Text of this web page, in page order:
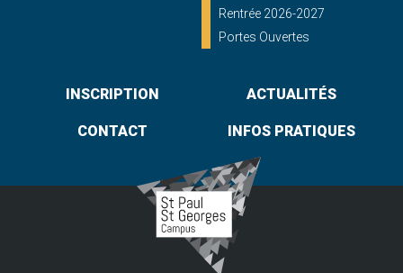
Rentrée 2026-2027
Portes Ouvertes
INSCRIPTION ACTUALITÉS
CONTACT INFOS PRATIQUES